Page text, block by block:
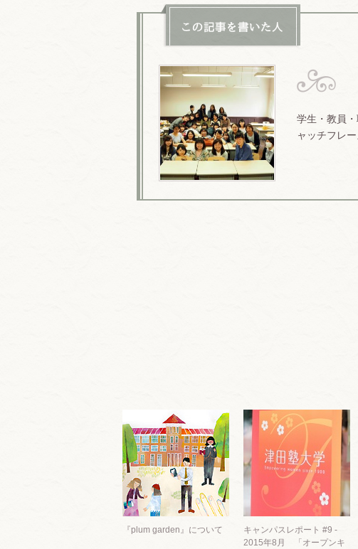
学生・教員
ャッチフレ
『plum garden』について
キャンパスレポート #9 -
2015年8月 「オープンキ